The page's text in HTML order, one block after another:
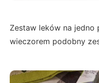
Zestaw leków na jedno
wieczorem podobny